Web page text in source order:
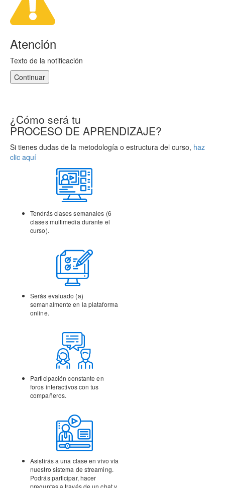
Atención
Texto de la notificación
Continuar
¿Cómo será tu
PROCESO DE APRENDIZAJE?
Si tienes dudas de la metodología o estructura del curso, haz
clic aquí
Tendrás clases semanales (6
clases multimedia durante el
curso).
Serás evaluado (a)
semanalmente en la plataforma
online.
Participación constante en
foros interactivos con tus
compañeros.
Asistirás a una clase en vivo vía
nuestro sistema de streaming.
Podrás participar, hacer
preguntas a través de un chat y